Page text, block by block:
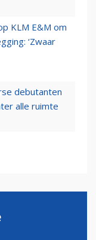
KLM E&M om
‘Zwaar
debutanten
alle ruimte